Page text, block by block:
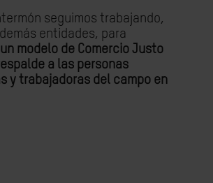
seguimos trabajando,
entidades, para
modelo de Comercio Justo
a las personas
y trabajadoras del campo en